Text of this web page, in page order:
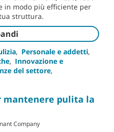
in modo più efficiente per
struttura.
, Personale e addetti,
, Innovazione e
del settore,
mantenere pulita la
Company